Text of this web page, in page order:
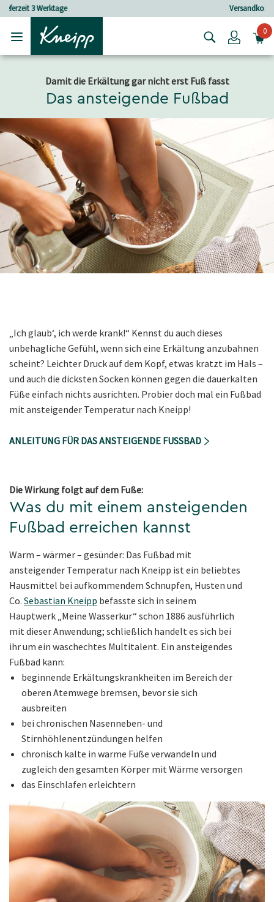
Skip to main content
Skip to footer content
Login0
Damit die Erkältung gar nicht erst Fuß fasst
Das ansteigende Fußbad
„Ich glaub‘, ich werde krank!“ Kennst du auch dieses
unbehagliche Gefühl, wenn sich eine Erkältung anzubahnen
scheint? Leichter Druck auf dem Kopf, etwas kratzt im Hals –
und auch die dicksten Socken können gegen die dauerkalten
Füße einfach nichts ausrichten. Probier doch mal ein Fußbad
mit ansteigender Temperatur nach Kneipp!
ANLEITUNG FÜR DAS ANSTEIGENDE FUSSBAD
Die Wirkung folgt auf dem Fuße:
Was du mit einem ansteigenden
Fußbad erreichen kannst
Warm – wärmer – gesünder: Das Fußbad mit
ansteigender Temperatur nach Kneipp ist ein beliebtes
Hausmittel bei aufkommendem Schnupfen, Husten und
Co. Sebastian Kneipp befasste sich in seinem
Hauptwerk „Meine Wasserkur“ schon 1886 ausführlich
mit dieser Anwendung; schließlich handelt es sich bei
ihr um ein waschechtes Multitalent. Ein ansteigendes
Fußbad kann:
beginnende Erkältungskrankheiten im Bereich der
oberen Atemwege bremsen, bevor sie sich
ausbreiten
bei chronischen Nasenneben- und
Stirnhöhlenentzündungen helfen
chronisch kalte in warme Füße verwandeln und
zugleich den gesamten Körper mit Wärme versorgen
das Einschlafen erleichtern